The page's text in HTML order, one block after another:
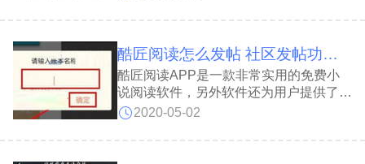
酷匠阅读怎么发帖 社区发帖功能方法介绍
酷匠阅读APP是一款非常实用的免费小
说阅读软件，另外软件还为用户提供了社
区服务，书荒的朋友可以在这里发帖求
法。
2020-05-02